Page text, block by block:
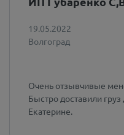
19.05.2022
Волгоград
Очень отзывчивые
Быстро доставили
Екатерине.